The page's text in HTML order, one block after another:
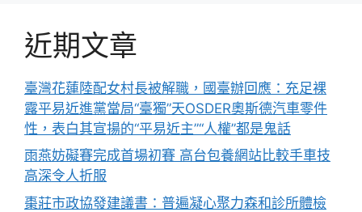
近期文章
臺灣花蓮陸配女村長被解職，國臺辦回應：充足裸
露平易近進黨當局“臺獨”天OSDER奧斯德汽車零件
性，表白其宣揚的“平易近主”“人權”都是鬼話
雨燕妨礙賽完成首場初賽 高台包養網站比較手車技
高深令人折服
棗莊市政協發建議書：普遍凝心聚力森和診所體檢